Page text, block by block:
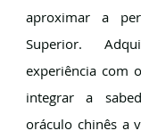
aproximar a
Superior.
experiência com
integrar a
oráculo chinês a